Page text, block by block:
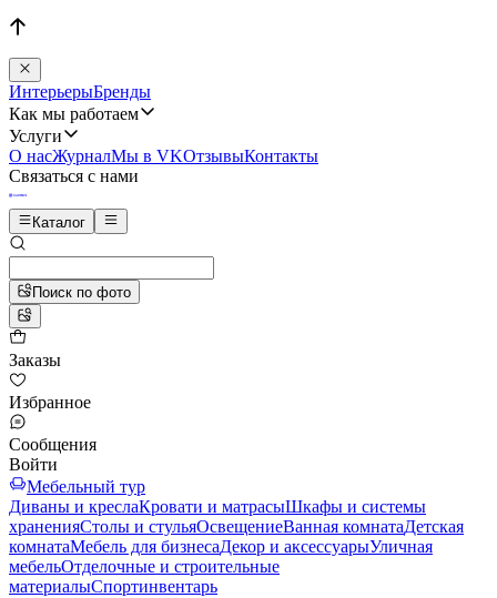
ИнтерьерыБренды
Как мы работаем
Услуги
О насЖурналМы в VKОтзывыКонтакты
Связаться с нами
Каталог
Поиск по фото
Заказы
Избранное
Сообщения
Войти
Мебельный тур
Диваны и креслаКровати и матрасыШкафы и системы
храненияСтолы и стульяОсвещениеВанная комнатаДетская
комнатаМебель для бизнесаДекор и аксессуарыУличная
мебельОтделочные и строительные
материалыСпортинвентарь